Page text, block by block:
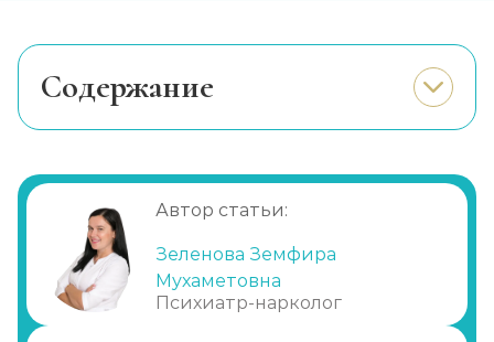
Cодержание
Необходимость лечения
Проведение терапии
Психотерапия
Малоинвазивные методы
Автор статьи:
Зеленова Земфира
Мухаметовна
Психиатр-нарколог